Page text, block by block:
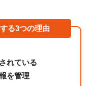
る3つの理由
れている
を管理